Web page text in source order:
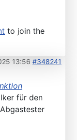
to join the
13:56 #348241
für den